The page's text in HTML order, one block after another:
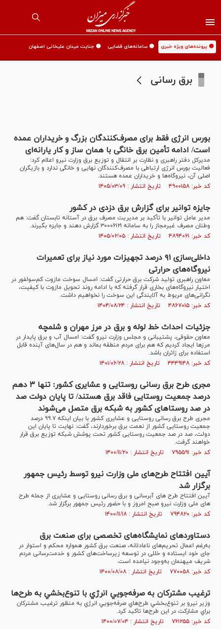
🟡 پرونده‌های ویژه خبری 🟡 سامانه‌های قضایی 🟡 جنایت میدان علیخانی اصفهان
برق رسانی
بورس انرژی فقط برای مصرف‌کنندگان بزرگ و خریداران عمده
است/ ادامه تأمین برق خانگی با همان ساز و کار یارانه‌ای
مدیرکل دفتر راهبری و نظارت بر انتقال و توزیع برق وزارت نیرو اعلام کرد:
فعالیت بورس انرژی ارتباطی با مصرف‌کنندگان نهایی و خانگی ندارد و بازیگران
اصلی آن، نیروگاه‌ها و خریداران عمده هستند.
کد خبر: ۴۹۰۰۱۵۸ تاریخ انتشار : ۱۴۰۵/۰۳/۰۹
جایزه توانیر برای گزارش برق دزدی در کشور
مدیر عامل توانیر با تأکید بر مدیریت مصرف برق در آستانه تابستان گفت: هم
وطنان مصرف غیرمجاز را به سامانه ۳۰۰۰۶۱۲۱ گزارش دهند و جایزه بگیرند.
کد خبر: ۴۸۹۴۰۶۱ تاریخ انتشار : ۱۴۰۵/۰۲/۰۵
داخلی‌سازی ۹۱ درصد تجهیزات مورد نیاز برای تعمیرات
نیروگاه‌های حرارتی
معاون راهبری تولید شرکت برق حرارتی گفت: امسال سوخت مازوت کم‌سولفور در
اختیار نیروگاه‌های بخاری قرار گرفته که با ادامه روند تحویل مازوت با کیفیت،
نگرانی‌های مربوط به آلایندگی این سوخت را نخواهیم داشت.
کد خبر: ۴۸۶۷۰۱۵ تاریخ انتشار : ۱۴۰۴/۰۸/۲۴
جزئیات احداث خط لوله و برق در مرز مهران و شلمچه
معاون حقوقی، پشتیبانی و مجلس وزارت نیرو گفت: امسال آب و برق پایدار در
مرزها ایجاد کردیم که هم برای مردم منطقه بماند و هم در سال‌های آینده قابل
استفاده برای زائران باشد.
کد خبر: ۴۴۴۹۱۴۸ تاریخ انتشار : ۱۴۰۱/۰۶/۲۸
مجری طرح برق رسانی روستایی و عشایری کشور: تنها ۳ دهم
درصد جمعیت روستایی فاقد برق هستند/ تا پایان دولت صد
در صد روستا‌های کشور به شبکه برق متصل می‌شوند
مجری طرح برق رسانی روستایی و عشایری کشور با بیان اینکه ۹۹.۷ درصد
جمعیت روستایی کشور از نعمت برق برخوردارند، گفت: نهایت تا پایان این
دولت، صد در صد جمعیت روستایی کشور تحت پوشش شبکه توزیع برق قرار
خواهند گرفت.
کد خبر: ۷۹۵۵۹۱ تاریخ انتشار : ۱۴۰۰/۱۱/۲۰
آیین افتتاح طرح‌های ملی وزارت نیرو توسط رئیس جمهور
برگزار شد
آیین افتتاح طرح های آبرسانی و برق رسانی روستایی و عشایری از جمله طرح
های ملی وزارت نیرو صبح امروز و با حضور رئیس جمهور برگزار شد.
کد خبر: ۷۹۴۸۲۰ تاریخ انتشار : ۱۴۰۰/۱۱/۱۸
دستاورد‌های نمایشگاه‌های تخصصی برای صنعت برق
به‌رغم اعمال تحریم‌های ناعادلانه، صنعت برق کشور همواره محکم و استوار در
جای خود ایستاده و خللی در توسعه زیرساخت‌های کشور و خدمت‌رسانی مردم
شریف میهنمان به‌وجود نیامده است.
کد خبر: ۷۷۰۰۵۸ تاریخ انتشار : ۱۴۰۰/۰۸/۰۸
ترغیب مشترکان به صرفه‌جويي انرژي با تنوع‌بخشي به طرح‌ها
وزير نيرو بر تنوع‌بخشي طرح‌هاي صرفه‌جويي انرژي به منظور ترغيب مشتركان
براي مشاركت در اين طرح‌ها تاكيد كرد.
کد خبر: ۷۶۱۲۵۵ تاریخ انتشار : ۱۴۰۰/۰۷/۰۴